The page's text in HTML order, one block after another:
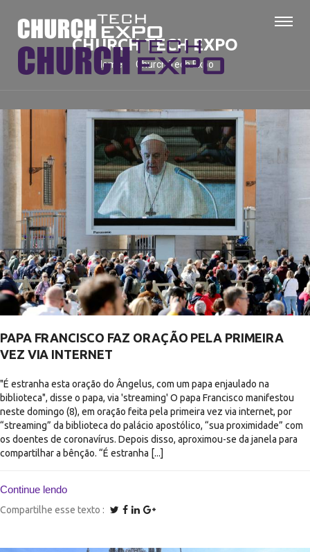
CHURCH TECH EXPO
Home Church Tech Expo
PAPA FRANCISCO FAZ ORAÇÃO PELA PRIMEIRA
VEZ VIA INTERNET
"É estranha esta oração do Ângelus, com um papa enjaulado na
biblioteca", disse o papa, via 'streaming' O papa Francisco manifestou
neste domingo (8), em oração feita pela primeira vez via internet, por
“streaming” da biblioteca do palácio apostólico, “sua proximidade” com
os doentes de coronavírus. Depois disso, aproximou-se da janela para
compartilhar a bênção. “É estranha [...]
Continue lendo
Compartilhe esse texto